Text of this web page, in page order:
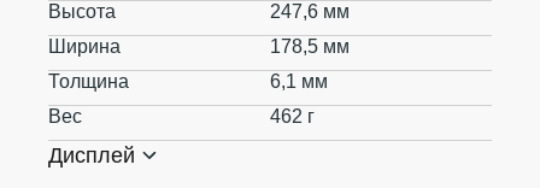
Высота
247,6 мм
Ширина
178,5 мм
Толщина
6,1 мм
Вес
462 г
Дисплей